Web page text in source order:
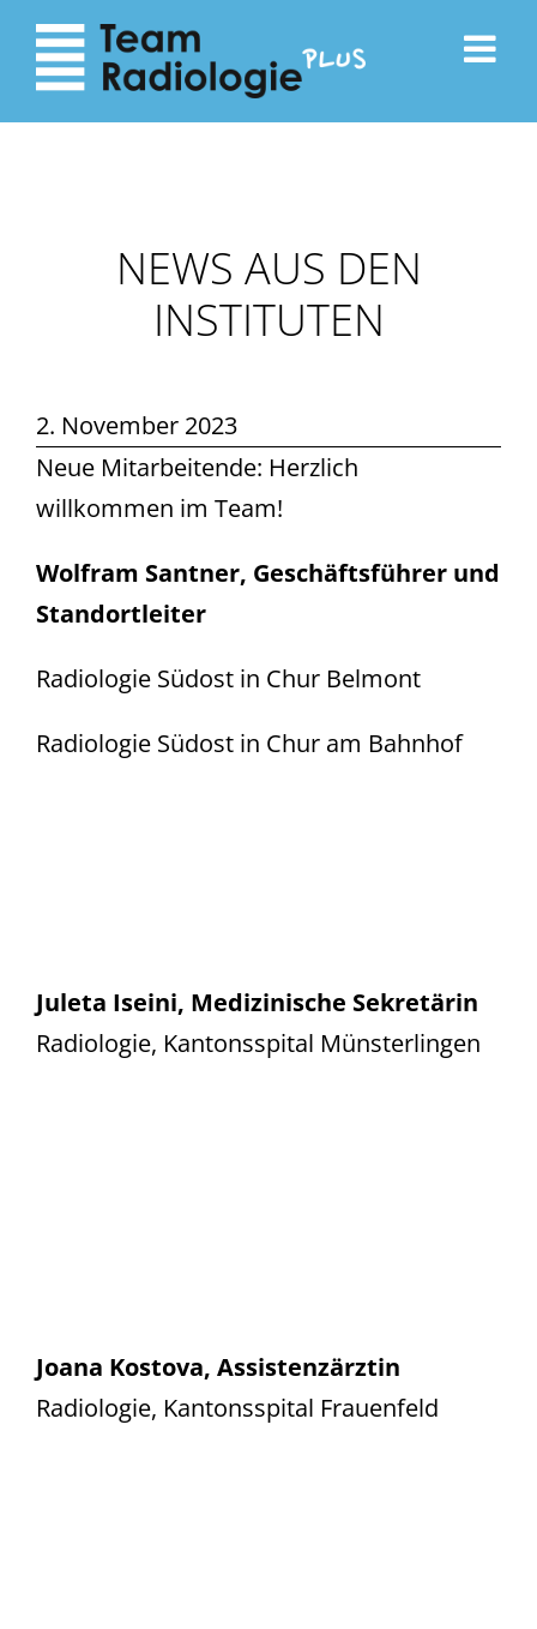
zum
Inhalt
Navigation
NEWS AUS DEN
INSTITUTEN
2. November 2023
Neue Mitarbeitende: Herzlich
willkommen im Team!
Wolfram Santner, Geschäftsführer und
Standortleiter
Radiologie Südost in Chur Belmont
Radiologie Südost in Chur am Bahnhof
Juleta Iseini, Medizinische Sekretärin
Radiologie, Kantonsspital Münsterlingen
Joana Kostova, Assistenzärztin
Radiologie, Kantonsspital Frauenfeld